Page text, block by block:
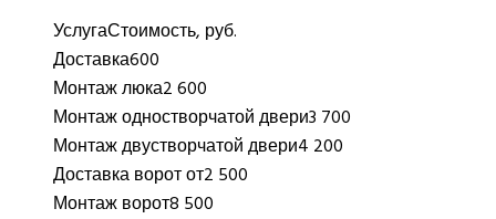
УслугаСтоимость, руб.
Доставка600
Монтаж люка2 600
Монтаж одностворчатой двери3 700
Монтаж двустворчатой двери4 200
Доставка ворот от2 500
Монтаж ворот8 500